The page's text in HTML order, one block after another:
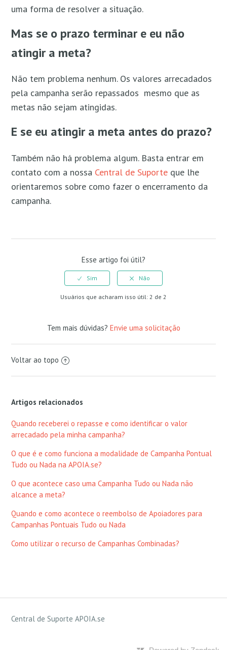
uma forma de resolver a situação.
Mas se o prazo terminar e eu não
atingir a meta?
Não tem problema nenhum. Os valores arrecadados
pela campanha serão repassados mesmo que as
metas não sejam atingidas.
E se eu atingir a meta antes do prazo?
Também não há problema algum. Basta entrar em
contato com a nossa Central de Suporte que lhe
orientaremos sobre como fazer o encerramento da
campanha.
Esse artigo foi útil?
Usuários que acharam isso útil: 2 de 2
Tem mais dúvidas? Envie uma solicitação
Voltar ao topo
Artigos relacionados
Quando receberei o repasse e como identificar o valor
arrecadado pela minha campanha?
O que é e como funciona a modalidade de Campanha Pontual
Tudo ou Nada na APOIA.se?
O que acontece caso uma Campanha Tudo ou Nada não
alcance a meta?
Quando e como acontece o reembolso de Apoiadores para
Campanhas Pontuais Tudo ou Nada
Como utilizar o recurso de Campanhas Combinadas?
Central de Suporte APOIA.se